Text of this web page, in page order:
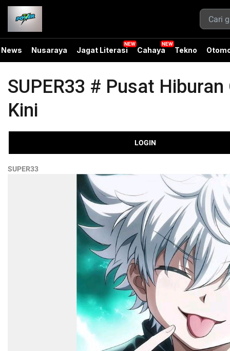
News Nusaraya Jagat Literasi Cahaya Tekno
SUPER33 # Pusat
Kini
LOGIN
SUPER33